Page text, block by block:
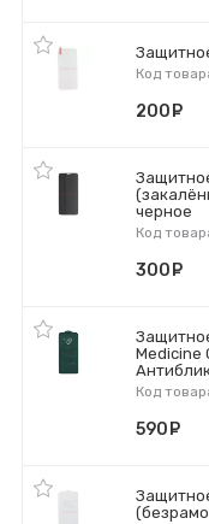
Код
200
черное
Код
300
Medicine
Код
590